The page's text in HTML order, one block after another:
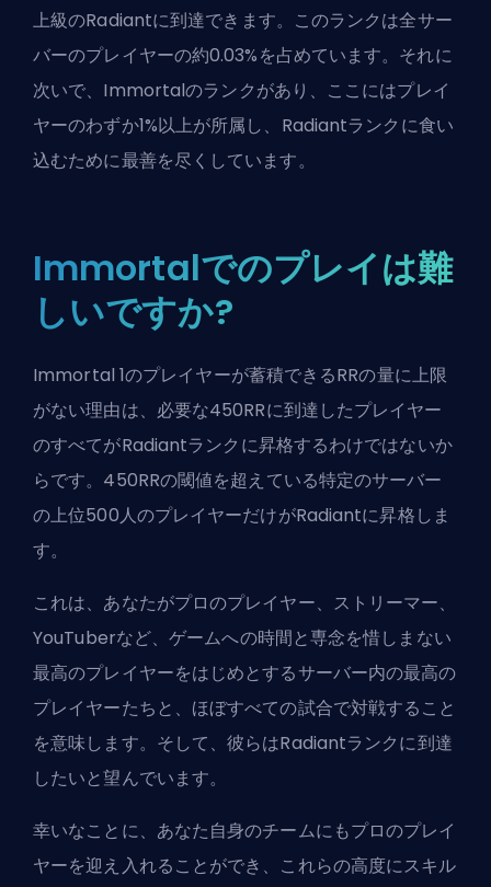
上級のRadiantに到達できます。このランクは全サー
バーのプレイヤーの約0.03%を占めています。それに
次いで、Immortalのランクがあり、ここにはプレイ
ヤーのわずか1%以上が所属し、 Radiantランクに食い
込むために最善を尽くしています。
Immortalでのプレイは難
しいですか?
Immortal 1のプレイヤーが蓄積できるRRの量に上限
がない理由は、必要な450RRに到達したプレイヤー
のすべてがRadiantランク に昇格するわけではないか
らです。450RRの閾値を超えている特定のサーバー
の上位500人のプレイヤーだけがRadiantに昇格しま
す。
これは、あなたがプロのプレイヤー、ストリーマー、
YouTuberなど、ゲームへの時間と専念を惜しまない
最高のプレイヤーをはじめとするサーバー内の最高の
プレイヤーたちと、ほぼすべての試合で対戦すること
を意味します。そして、彼らはRadiantランクに到達
したいと望んでいます。
幸いなことに、あなた自身のチームにもプロのプレイ
ヤーを迎え入れることができ、これらの高度にスキル